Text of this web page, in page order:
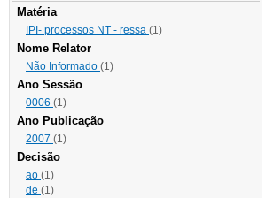
Matéria
IPI- processos NT - ressa (1)
Nome Relator
Não Informado (1)
Ano Sessão
0006 (1)
Ano Publicação
2007 (1)
Decisão
ao (1)
de (1)